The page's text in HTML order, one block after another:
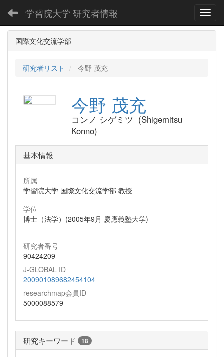
学習院大学 研究者情報
国際文化交流学部
研究者リスト 今野 茂充
今野 茂充
コンノ シゲミツ (Shigemitsu
Konno)
基本情報
所属
学習院大学 国際文化交流学部 教授
学位
博士（法学）(2005年9月 慶應義塾大学)
研究者番号
90424209
J-GLOBAL ID
200901089682454104
researchmap会員ID
5000088579
研究キーワード 18